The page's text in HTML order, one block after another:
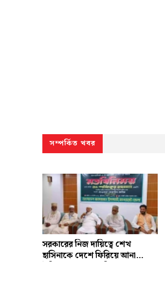
সম্পর্কিত খবর
সরকারের নিজ দায়িত্বে শেখ
হাসিনাকে দেশে ফিরিয়ে আনা